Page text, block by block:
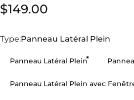
$149.00
Type
Type:Panneau Latéral Plein
Panneau Latéral Plein
Panneau Latéral Plein avec